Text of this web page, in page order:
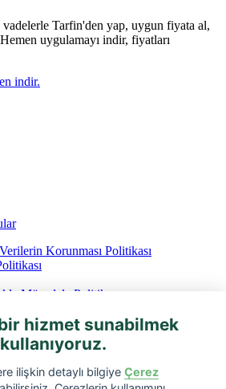
vadelerle Tarfin'den yap, uygun fiyata al,
uygulamayı indir, fiyatları
indir.
Korunması Politikası
Mücadele Politikası
hizmet sunabilmek
ilişkin detaylı bilgiye Çerez